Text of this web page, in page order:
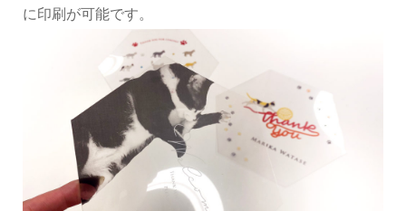
に印刷が可能です。